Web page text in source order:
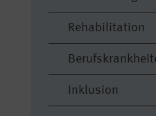
Rehabilitation
Inklusion